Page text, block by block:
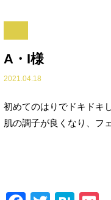
A・I様
2021.04.18
初めてのはりでドキドキ
肌の調子が良くなり、フ